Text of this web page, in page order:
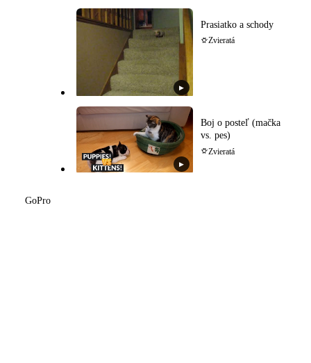
GoPro
▶
Prasiatko a schody
Zvieratá
▶
Boj o posteľ (mačka
vs. pes)
Zvieratá